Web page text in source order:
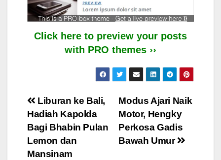
Click here to preview your posts
with PRO themes ››
Post
navigation
Modus Ajari Naik
Motor, Hengky
Perkosa Gadis
Bawah Umur
Liburan ke Bali,
Hadiah Kapolda
Bagi Bhabin Pulan
Lemon dan
Mansinam